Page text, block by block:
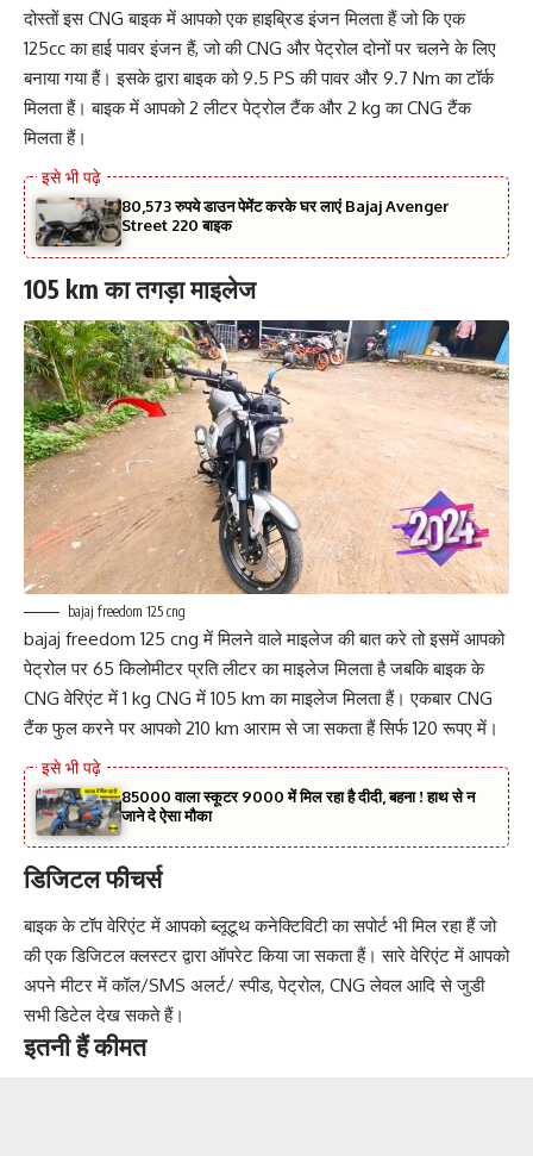
दोस्तों इस CNG बाइक में आपको एक हाइब्रिड इंजन मिलता हैं जो कि एक
125cc का हाई पावर इंजन हैं, जो की CNG और पेट्रोल दोनों पर चलने के लिए
बनाया गया हैं। इसके द्वारा बाइक को 9.5 PS की पावर और 9.7 Nm का टॉर्क
मिलता हैं। बाइक में आपको 2 लीटर पेट्रोल टैंक और 2 kg का CNG टैंक
मिलता हैं।
80,573 रुपये डाउन पेमेंट करके घर लाएं Bajaj Avenger
Street 220 बाइक
105 km का तगड़ा माइलेज
bajaj freedom 125 cng
bajaj freedom 125 cng में मिलने वाले माइलेज की बात करे तो इसमें आपको
पेट्रोल पर 65 किलोमीटर प्रति लीटर का माइलेज मिलता है जबकि बाइक के
CNG वेरिएंट में 1 kg CNG में 105 km का माइलेज मिलता हैं। एकबार CNG
टैंक फुल करने पर आपको 210 km आराम से जा सकता हैं सिर्फ 120 रूपए में।
85000 वाला स्कूटर 9000 में मिल रहा है दीदी, बहना ! हाथ से न
जाने दे ऐसा मौका
डिजिटल फीचर्स
बाइक के टॉप वेरिएंट में आपको ब्लूटूथ कनेक्टिविटी का सपोर्ट भी मिल रहा हैं जो
की एक डिजिटल क्लस्टर द्वारा ऑपरेट किया जा सकता हैं। सारे वेरिएंट में आपको
अपने मीटर में कॉल/SMS अलर्ट/ स्पीड, पेट्रोल, CNG लेवल आदि से जुडी
सभी डिटेल देख सकते हैं।
इतनी हैं कीमत